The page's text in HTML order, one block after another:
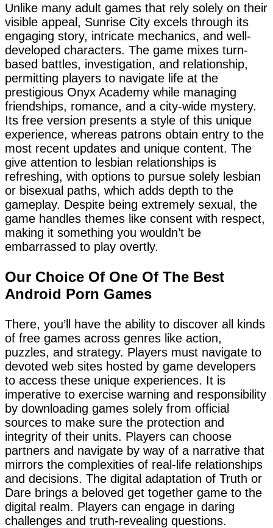
Unlike many adult games that rely solely on their
visible appeal, Sunrise City excels through its
engaging story, intricate mechanics, and well-
developed characters. The game mixes turn-
based battles, investigation, and relationship,
permitting players to navigate life at the
prestigious Onyx Academy while managing
friendships, romance, and a city-wide mystery.
Its free version presents a style of this unique
experience, whereas patrons obtain entry to the
most recent updates and unique content. The
give attention to lesbian relationships is
refreshing, with options to pursue solely lesbian
or bisexual paths, which adds depth to the
gameplay. Despite being extremely sexual, the
game handles themes like consent with respect,
making it something you wouldn’t be
embarrassed to play overtly.
Our Choice Of One Of The Best
Android Porn Games
There, you’ll have the ability to discover all kinds
of free games across genres like action,
puzzles, and strategy. Players must navigate to
devoted web sites hosted by game developers
to access these unique experiences. It is
imperative to exercise warning and responsibility
by downloading games solely from official
sources to make sure the protection and
integrity of their units. Players can choose
partners and navigate by way of a narrative that
mirrors the complexities of real-life relationships
and decisions. The digital adaptation of Truth or
Dare brings a beloved get together game to the
digital realm. Players can engage in daring
challenges and truth-revealing questions.